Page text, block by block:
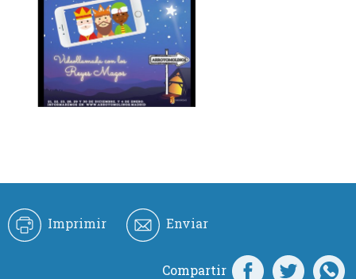
Imprimir Enviar
Compartir